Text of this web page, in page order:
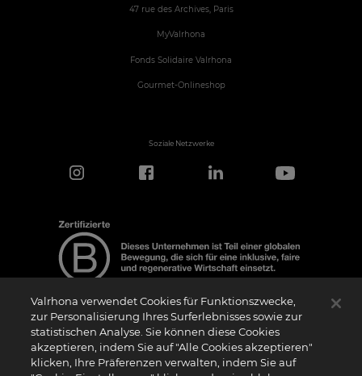
47 rue des Archives, Paris
MyValrhona
Fonds Solidaire Valrhona
Gourmet-Onlineshop
Soziale Netzwerke
Hinweis zur Zertifizierung
Das Logo “Certified B Corporation” (bzw. die Versionen in anderen Sprachen, wie
z.B. “Zertifizierte B Corporation”) wird von B Lab, einer privaten Non-Profit-
Organisation, an Unternehmen vergeben, die wie wir das B Impact Assessment
Valrhona verwendet Cookies für Funktionszwecke,
zur Personalisierung Ihres Surferlebnisses sowie zur
statistischen Analyse. Sie können diese Cookies
akzeptieren, indem Sie auf "Alle Cookies akzeptieren"
klicken, Ihre Präferenzen verwalten, indem Sie auf